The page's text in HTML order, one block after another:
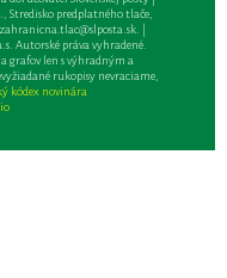
Stredisko predplatného tlače,
zahranicna.tlac@slposta.sk. |
Autorské práva vyhradené.
grafov len s výhradným a
rukopisy nevraciame,
kódex novinára